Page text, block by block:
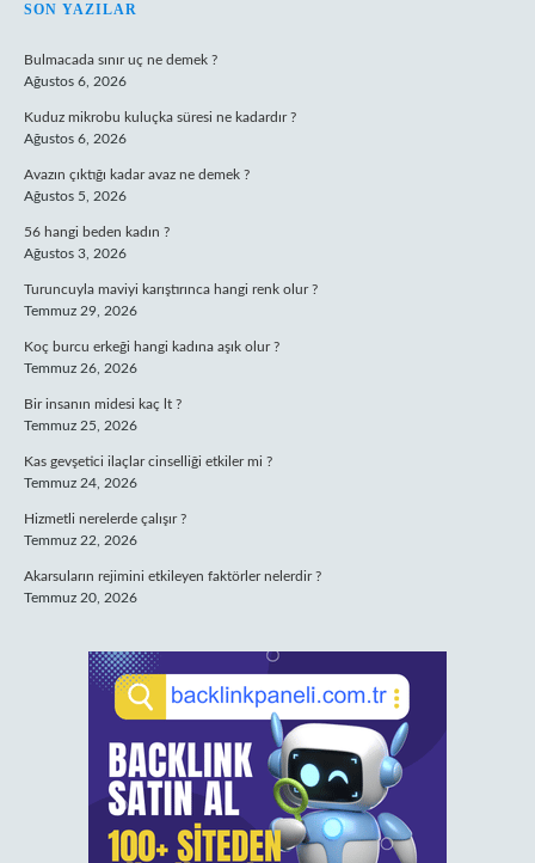
SIDEBAR
SON YAZILAR
Bulmacada sınır uç ne demek ?
Ağustos 6, 2026
Kuduz mikrobu kuluçka süresi ne kadardır ?
Ağustos 6, 2026
Avazın çıktığı kadar avaz ne demek ?
Ağustos 5, 2026
56 hangi beden kadın ?
Ağustos 3, 2026
Turuncuyla maviyi karıştırınca hangi renk olur ?
Temmuz 29, 2026
Koç burcu erkeği hangi kadına aşık olur ?
Temmuz 26, 2026
Bir insanın midesi kaç lt ?
Temmuz 25, 2026
Kas gevşetici ilaçlar cinselliği etkiler mi ?
Temmuz 24, 2026
Hizmetli nerelerde çalışır ?
Temmuz 22, 2026
Akarsuların rejimini etkileyen faktörler nelerdir ?
Temmuz 20, 2026